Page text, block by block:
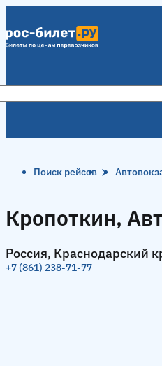
Поиск рейсов
Кропоткин,
Россия, Краснодарский
+7 (861) 238-71-77